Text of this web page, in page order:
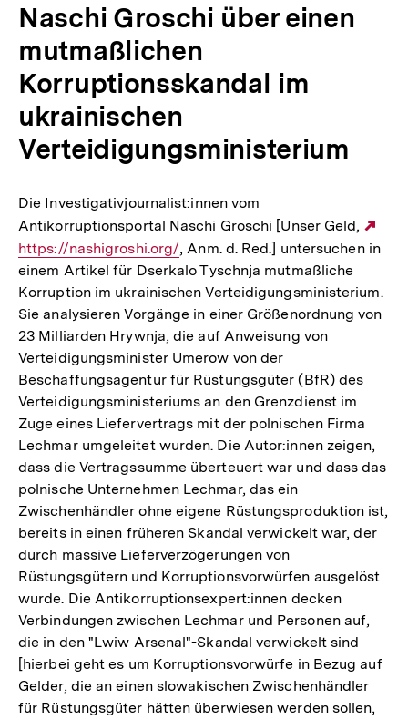
Naschi Groschi über einen
mutmaßlichen
Korruptionsskandal im
ukrainischen
Verteidigungsministerium
Die Investigativjournalist:innen vom
Antikorruptionsportal Naschi Groschi [Unser Geld,
https://nashigroshi.org/, Anm. d. Red.] untersuchen in
einem Artikel für Dserkalo Tyschnja mutmaßliche
Korruption im ukrainischen Verteidigungsministerium.
Sie analysieren Vorgänge in einer Größenordnung von
23 Milliarden Hrywnja, die auf Anweisung von
Verteidigungsminister Umerow von der
Beschaffungsagentur für Rüstungsgüter (BfR) des
Verteidigungsministeriums an den Grenzdienst im
Zuge eines Liefervertrags mit der polnischen Firma
Lechmar umgeleitet wurden. Die Autor:innen zeigen,
dass die Vertragssumme überteuert war und dass das
polnische Unternehmen Lechmar, das ein
Zwischenhändler ohne eigene Rüstungsproduktion ist,
bereits in einen früheren Skandal verwickelt war, der
durch massive Lieferverzögerungen von
Rüstungsgütern und Korruptionsvorwürfen ausgelöst
wurde. Die Antikorruptionsexpert:innen decken
Verbindungen zwischen Lechmar und Personen auf,
die in den "Lwiw Arsenal"-Skandal verwickelt sind
[hierbei geht es um Korruptionsvorwürfe in Bezug auf
Gelder, die an einen slowakischen Zwischenhändler
für Rüstungsgüter hätten überwiesen werden sollen,